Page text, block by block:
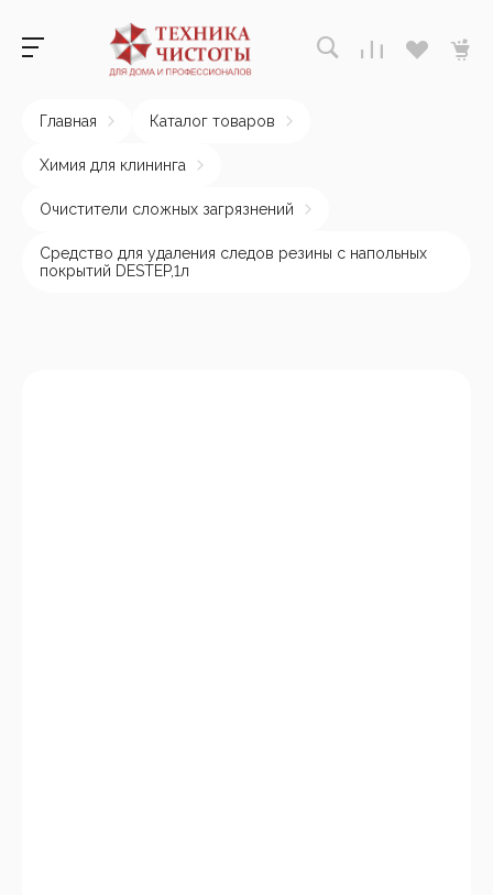
Главная Каталог товаров
Химия для клининга
Очистители сложных загрязнений
Cредство для удаления следов резины с напольных
покрытий DESTEP,1л